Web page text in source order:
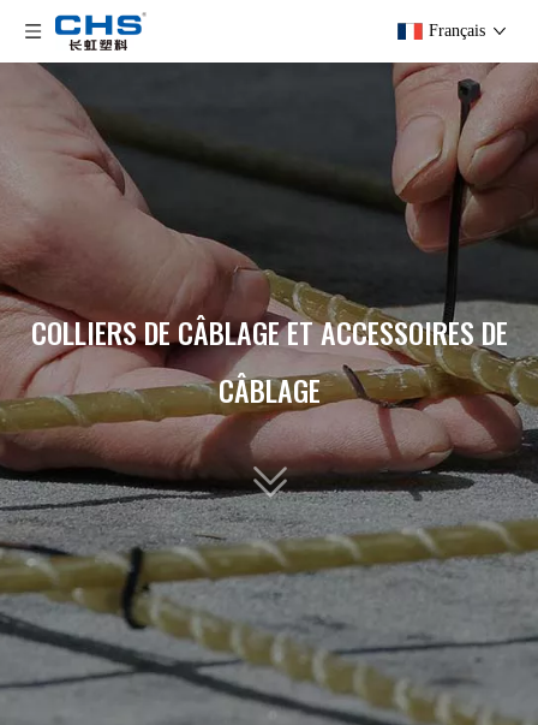
Français
COLLIERS DE CÂBLAGE ET ACCESSOIRES DE
CÂBLAGE